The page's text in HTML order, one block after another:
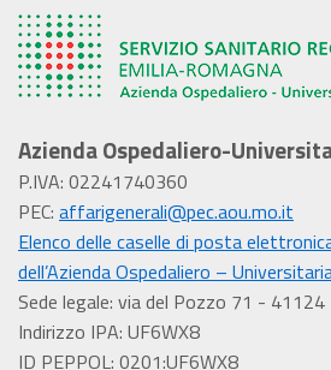
Azienda Ospedaliero-
P.IVA: 02241740360
PEC: affarigenerali@pec.aou.mo.it
Elenco delle caselle di posta
dell’Azienda Ospedaliero –
Sede legale: via del Pozzo 71 - 41124
Indirizzo IPA: UF6WX8
ID PEPPOL: 0201:UF6WX8